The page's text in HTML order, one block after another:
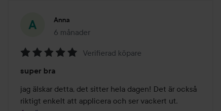
Anna
6 månader
Inlägget skapades 6 månader
5
av
5
Verifierad köpare
super bra
jag älskar detta, det sitter hela dagen! Det är också
riktigt enkelt att applicera och ser vackert ut.